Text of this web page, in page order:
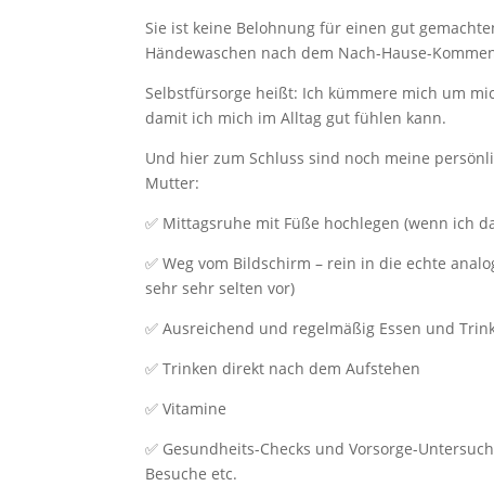
Sie ist keine Belohnung für einen gut
Händewaschen nach dem Nach-Hause-
Selbstfürsorge heißt: Ich kümmere mich um
damit ich mich im Alltag gut fühlen kann.
Und hier zum Schluss sind noch meine
Mutter:
✅ Mittagsruhe mit Füße hochlegen (wenn ich
✅ Weg vom Bildschirm – rein in die echte
sehr sehr selten vor)
✅ Ausreichend und regelmäßig Essen und
✅ Trinken direkt nach dem Aufstehen
✅ Vitamine
✅ Gesundheits-Checks und Vorsorge-
Besuche etc.